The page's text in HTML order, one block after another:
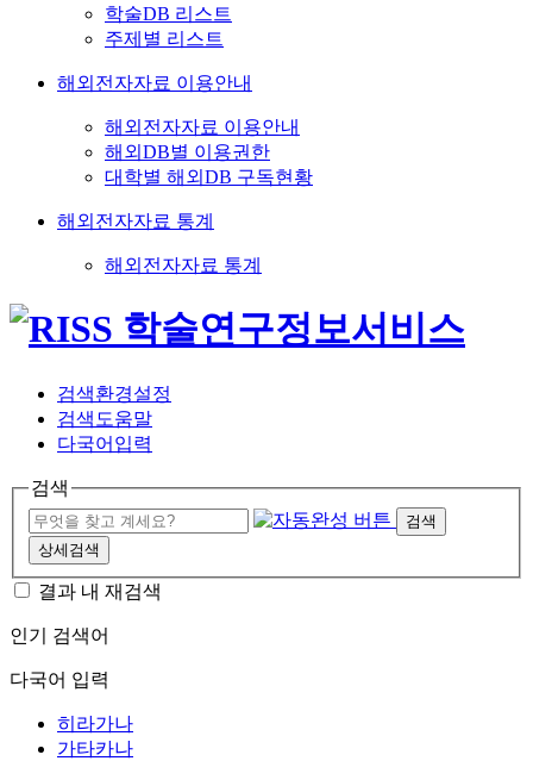
학술DB 리스트
주제별 리스트
해외전자자료 이용안내
해외전자자료 이용안내
해외DB별 이용권한
대학별 해외DB 구독현황
해외전자자료 통계
해외전자자료 통계
검색환경설정
검색도움말
다국어입력
검색
검색
상세검색
결과 내 재검색
인기 검색어
다국어 입력
히라가나
가타카나